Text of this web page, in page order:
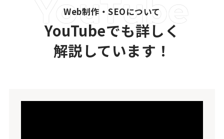
Web制作・SEOについて
YouTubeでも詳しく
解説しています！